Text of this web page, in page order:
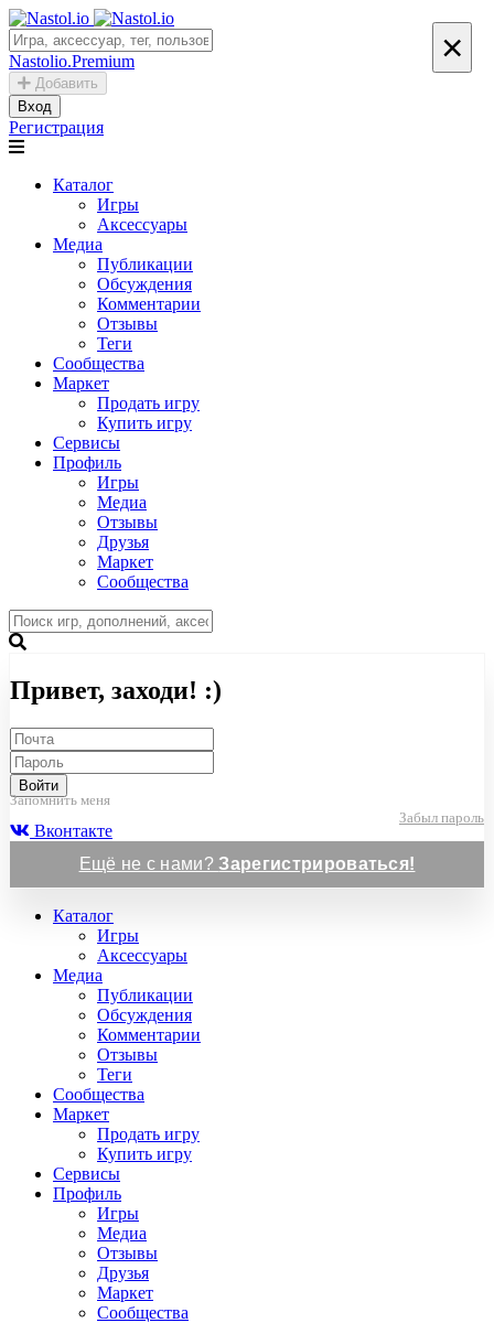
Nastolio.Premium
Добавить
Вход
Регистрация
Каталог
Игры
Аксессуары
Медиа
Публикации
Обсуждения
Комментарии
Отзывы
Теги
Сообщества
Маркет
Продать игру
Купить игру
Сервисы
Профиль
Игры
Медиа
Отзывы
Друзья
Маркет
Сообщества
×
Привет, заходи! :)
Войти
Запомнить меня
Забыл пароль
Вконтакте
Ещё не с нами?Зарегистрироваться!
Каталог
Игры
Аксессуары
Медиа
Публикации
Обсуждения
Комментарии
Отзывы
Теги
Сообщества
Маркет
Продать игру
Купить игру
Сервисы
Профиль
Игры
Медиа
Отзывы
Друзья
Маркет
Сообщества